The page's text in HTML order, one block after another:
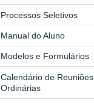
Processos Seletivos
Manual do Aluno
Modelos e Formulários
Calendário de Reuniões
Ordinárias